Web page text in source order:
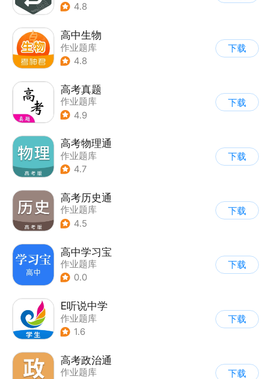
4.8
高中生物
作业题库
4.8
下载
高考真题
作业题库
4.9
下载
高考物理通
作业题库
4.7
下载
高考历史通
作业题库
4.5
下载
高中学习宝
作业题库
0.0
下载
E听说中学
作业题库
1.6
下载
高考政治通
作业题库
下载